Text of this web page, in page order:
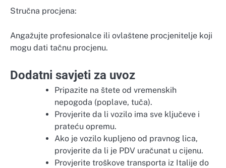
Stručna procjena:
Angažujte profesionalce ili ovlaštene procjenitelje koji
mogu dati tačnu procjenu.
Dodatni savjeti za uvoz
Pripazite na štete od vremenskih
nepogoda (poplave, tuča).
Provjerite da li vozilo ima sve ključeve i
prateću opremu.
Ako je vozilo kupljeno od pravnog lica,
provjerite da li je PDV uračunat u cijenu.
Provjerite troškove transporta iz Italije do